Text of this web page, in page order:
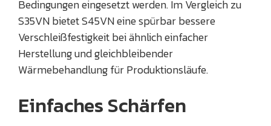
Bedingungen eingesetzt werden. Im Vergleich zu
S35VN bietet S45VN eine spürbar bessere
Verschleißfestigkeit bei ähnlich einfacher
Herstellung und gleichbleibender
Wärmebehandlung für Produktionsläufe.
Einfaches Schärfen